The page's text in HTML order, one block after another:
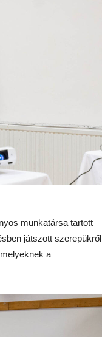
munkatársa tartott
játszott szerepükről
a